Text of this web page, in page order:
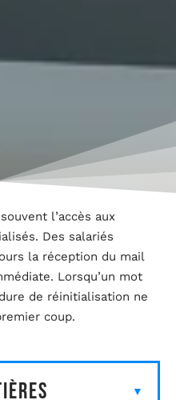
l’accès aux
Des salariés
la réception du mail
Lorsqu’un mot
de réinitialisation ne
coup.